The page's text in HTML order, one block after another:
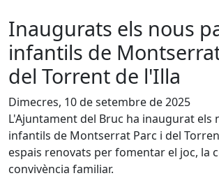
Inaugurats els nous
infantils de
del Torrent de l'Illa
Dimecres, 10 de setembre de 2025
L'Ajuntament del Bruc ha inaugurat els
infantils de Montserrat Parc i del
espais renovats per fomentar el joc, la
convivència familiar.